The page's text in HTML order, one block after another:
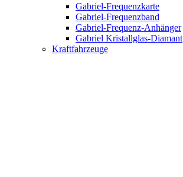
Gabriel-Frequenzkarte
Gabriel-Frequenzband
Gabriel-Frequenz-Anhänger
Gabriel Kristallglas-Diamant
Kraftfahrzeuge